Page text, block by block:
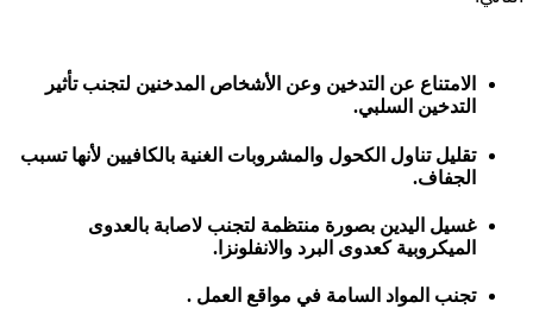
الامتناع عن التدخين وعن الأشخاص المدخنين لتجنب تأثير
التدخين السلبي.
تقليل تناول الكحول والمشروبات الغنية بالكافيين لأنها تسبب
الجفاف.
غسيل اليدين بصورة منتظمة لتجنب لاصابة بالعدوى
الميكروبية كعدوى البرد والانفلونزا.
تجنب المواد السامة في مواقع العمل .